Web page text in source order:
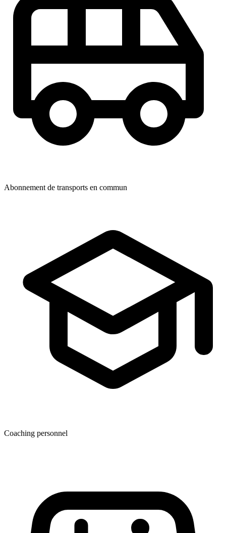
Abonnement de transports en commun
Coaching personnel